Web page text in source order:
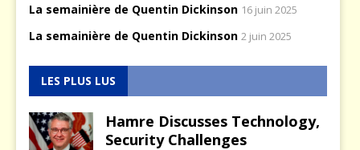
La semainière de Quentin Dickinson 16 juin 2025
La semainière de Quentin Dickinson 2 juin 2025
LES PLUS LUS
Hamre Discusses Technology,
Security Challenges